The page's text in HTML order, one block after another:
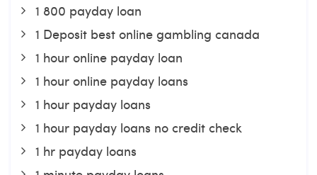
1 800 payday loan
1 Deposit best online gambling canada
1 hour online payday loan
1 hour online payday loans
1 hour payday loans
1 hour payday loans no credit check
1 hr payday loans